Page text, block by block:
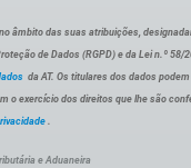
âmbito das suas atribuições,
de Dados (RGPD) e da Lei n.º
da AT. Os titulares dos dados
exercício dos direitos que lhe são
.
e Aduaneira